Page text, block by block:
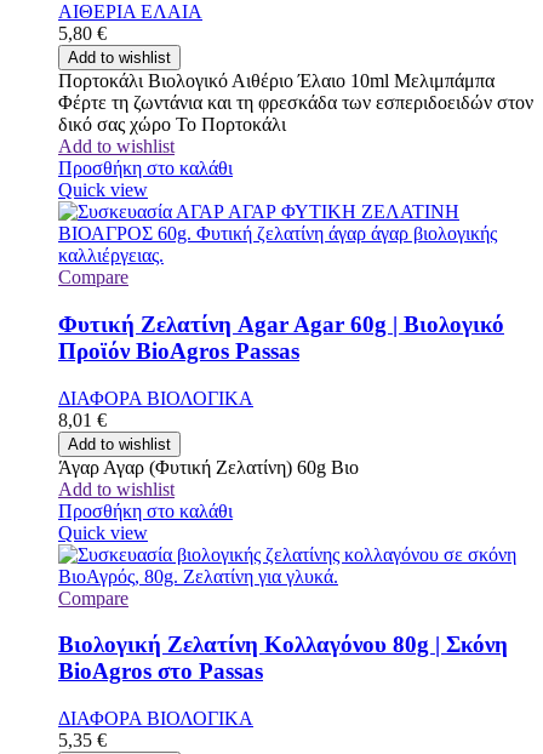
ΑΙΘΕΡΙΑ ΕΛΑΙΑ
5,80 €
Add to wishlist
Πορτοκάλι Βιολογικό Αιθέριο Έλαιο 10ml Μελιμπάμπα
Φέρτε τη ζωντάνια και τη φρεσκάδα των εσπεριδοειδών στον
δικό σας χώρο Το Πορτοκάλι
Add to wishlist
Προσθήκη στο καλάθι
Quick view
Compare
Φυτική Ζελατίνη Agar Agar 60g | Βιολογικό
Προϊόν BioAgros Passas
ΔΙΑΦΟΡΑ ΒΙΟΛΟΓΙΚΑ
8,01 €
Add to wishlist
Άγαρ Αγαρ (Φυτική Ζελατίνη) 60g Βιο
Add to wishlist
Προσθήκη στο καλάθι
Quick view
Compare
Βιολογική Ζελατίνη Κολλαγόνου 80g | Σκόνη
BioAgros στο Passas
ΔΙΑΦΟΡΑ ΒΙΟΛΟΓΙΚΑ
5,35 €